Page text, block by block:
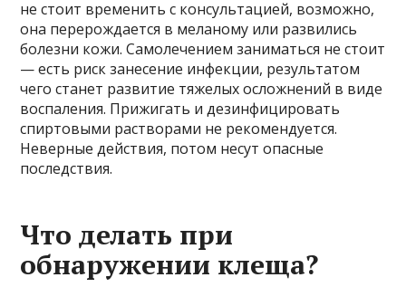
не стоит временить с консультацией, возможно,
она перерождается в меланому или развились
болезни кожи. Самолечением заниматься не стоит
— есть риск занесение инфекции, результатом
чего станет развитие тяжелых осложнений в виде
воспаления. Прижигать и дезинфицировать
спиртовыми растворами не рекомендуется.
Неверные действия, потом несут опасные
последствия.
Что делать при
обнаружении клеща?